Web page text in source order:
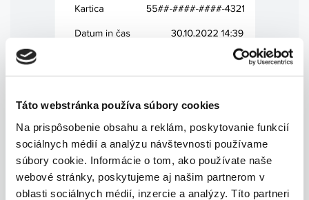
Táto webstránka používa súbory cookies
Na prispôsobenie obsahu a reklám, poskytovanie funkcií
sociálnych médií a analýzu návštevnosti používame
súbory cookie. Informácie o tom, ako používate naše
webové stránky, poskytujeme aj našim partnerom v
oblasti sociálnych médií, inzercie a analýzy. Títo partneri